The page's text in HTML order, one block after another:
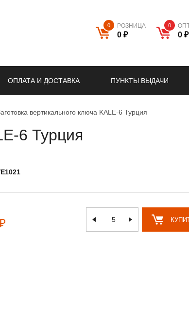
0 РОЗНИЦА
0 ₽
0
0 ₽
ОПЛАТА И ДОСТАВКА ПУНКТЫ ВЫДАЧИ
вертикального ключа KALE-6 Турция
6 Турция